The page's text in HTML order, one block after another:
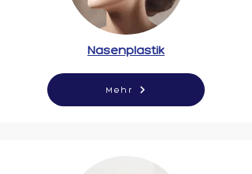
Nasenplastik
Mehr